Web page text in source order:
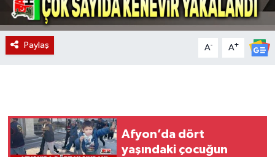
Paylaş A- A+
Afyon’da dört
yaşındaki çocuğun